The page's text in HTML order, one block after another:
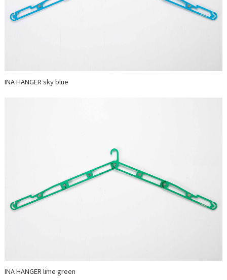
INA HANGER sky blue
INA HANGER lime green